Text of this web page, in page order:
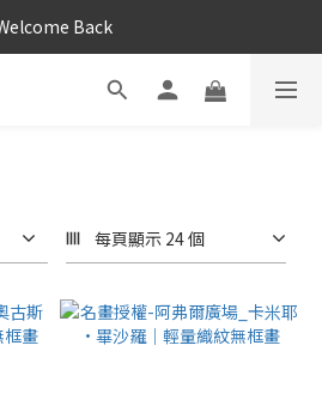
Back
每頁顯示 24 個